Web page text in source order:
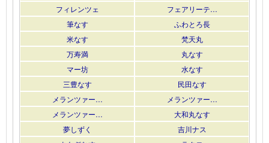
フィレンツェ
フェアリーテ…
筆なす
ふわとろ長
米なす
梵天丸
万寿満
丸なす
マー坊
水なす
三豊なす
民田なす
メランツァー…
メランツァー…
メランツァー…
大和丸なす
夢しずく
吉川ナス